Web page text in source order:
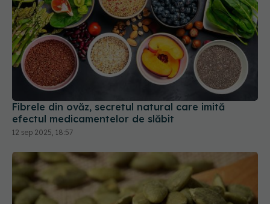
Fibrele din ovăz, secretul natural care imită
efectul medicamentelor de slăbit
12 sep 2025, 18:57